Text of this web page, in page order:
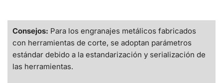
Consejos: Para los engranajes metálicos fabricados
con herramientas de corte, se adoptan parámetros
estándar debido a la estandarización y serialización de
las herramientas.